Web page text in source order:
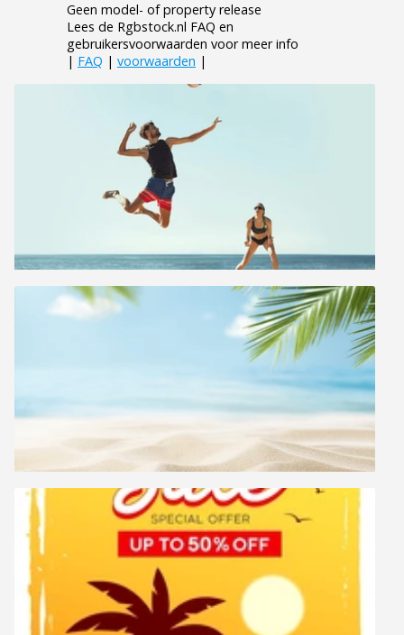
Geen model- of property release
Lees de Rgbstock.nl FAQ en
gebruikersvoorwaarden voor meer info
| FAQ | voorwaarden |